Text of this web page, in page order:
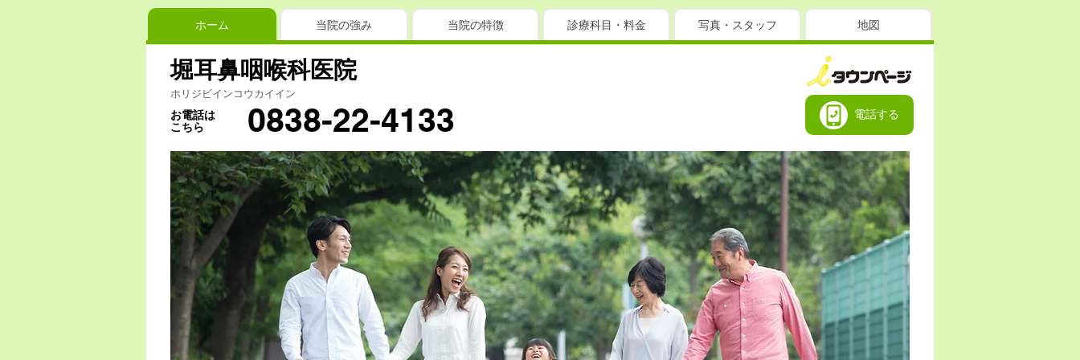
ホーム 当院の強み 当院の特徴 診療科目・料金 写真・スタッフ 地図
堀耳鼻咽喉科医院
ホリジビインコウカイイン
お電話は
こちら
0838-22-4133 電話する